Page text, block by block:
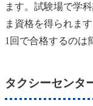
ます。試験場で学
ま資格を得られま
1回で合格するのは
タクシーセンタ